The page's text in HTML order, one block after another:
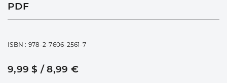
PDF
ISBN : 978-2-7606-2561-7
9,99 $ / 8,99 €